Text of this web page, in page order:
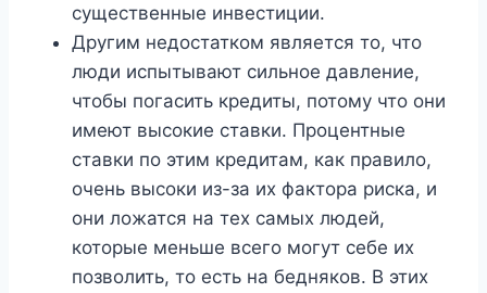
существенные инвестиции.
Другим недостатком является то, что
люди испытывают сильное давление,
чтобы погасить кредиты, потому что они
имеют высокие ставки. Процентные
ставки по этим кредитам, как правило,
очень высоки из-за их фактора риска, и
они ложатся на тех самых людей,
которые меньше всего могут себе их
позволить, то есть на бедняков. В этих